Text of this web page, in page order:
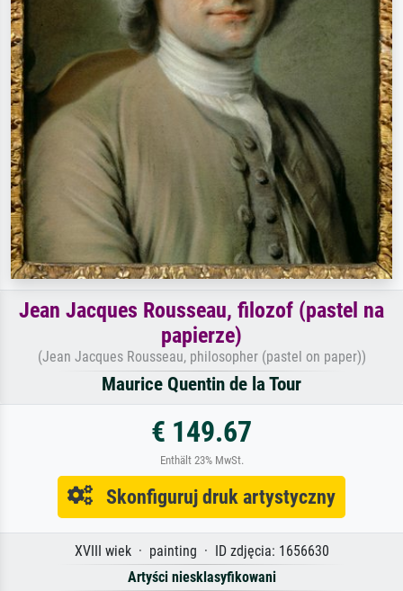
Jean Jacques Rousseau, filozof (pastel na
papierze)
(Jean Jacques Rousseau, philosopher (pastel on paper))
Maurice Quentin de la Tour
€ 149.67
Enthält 23% MwSt.
Skonfiguruj druk artystyczny
XVIII wiek · painting · ID zdjęcia: 1656630
Artyści niesklasyfikowani